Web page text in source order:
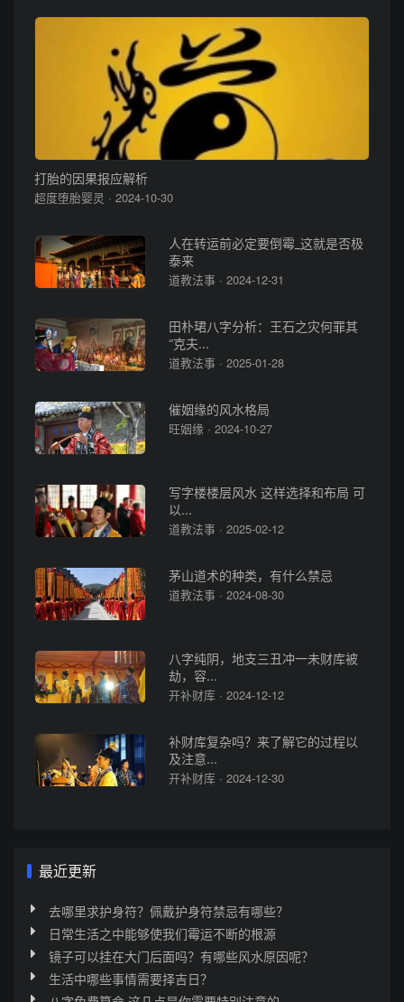
打胎的因果报应解析
超度堕胎婴灵 · 2024-10-30
人在转运前必定要倒霉_这就是否极
泰来
道教法事 · 2024-12-31
田朴珺八字分析：王石之灾何罪其
“克夫...
道教法事 · 2025-01-28
催姻缘的风水格局
旺姻缘 · 2024-10-27
写字楼楼层风水 这样选择和布局 可
以...
道教法事 · 2025-02-12
茅山道术的种类，有什么禁忌
道教法事 · 2024-08-30
八字纯阴，地支三丑冲一未财库被
劫，容...
开补财库 · 2024-12-12
补财库复杂吗？来了解它的过程以
及注意...
开补财库 · 2024-12-30
最近更新
去哪里求护身符？佩戴护身符禁忌有哪些？
日常生活之中能够使我们霉运不断的根源
镜子可以挂在大门后面吗？有哪些风水原因呢？
生活中哪些事情需要择吉日？